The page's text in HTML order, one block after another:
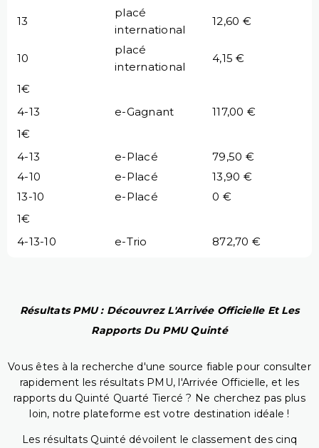
13
placé
international
12,60 €
10
placé
international
4,15 €
1€
4-13
e-Gagnant
117,00 €
1€
4-13
e-Placé
79,50 €
4-10
e-Placé
13,90 €
13-10
e-Placé
0 €
1€
4-13-10
e-Trio 872,70 €
Résultats PMU : Découvrez L'Arrivée Officielle Et Les
Rapports Du PMU Quinté
Vous êtes à la recherche d'une source fiable pour consulter
rapidement les résultats PMU, l'Arrivée Officielle, et les
rapports du Quinté Quarté Tiercé ? Ne cherchez pas plus
loin, notre plateforme est votre destination idéale !
Les résultats Quinté dévoilent le classement des cinq